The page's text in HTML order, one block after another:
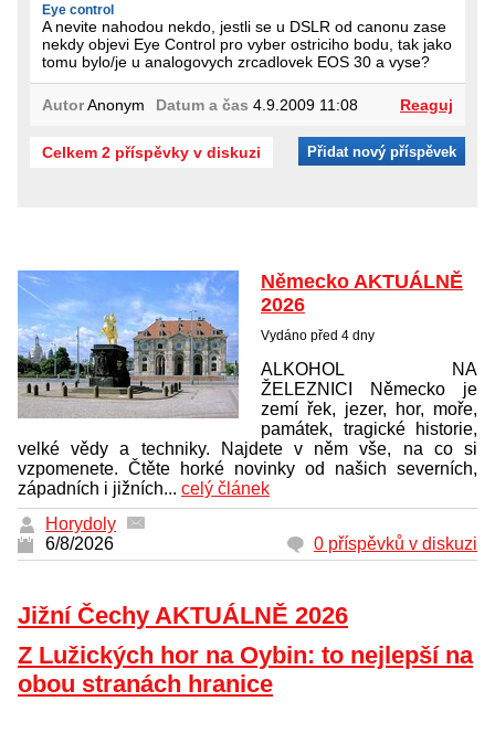
Eye control
A nevite nahodou nekdo, jestli se u DSLR od canonu zase
nekdy objevi Eye Control pro vyber ostriciho bodu, tak jako
tomu bylo/je u analogovych zrcadlovek EOS 30 a vyse?
AutorAnonym Datum a čas 4.9.2009 11:08 Reaguj
Celkem 2 příspěvky v diskuzi Přidat nový příspěvek
Německo AKTUÁLNĚ
2026
Vydáno před 4 dny
ALKOHOL NA
ŽELEZNICI Německo je
zemí řek, jezer, hor, moře,
památek, tragické historie,
velké vědy a techniky. Najdete v něm vše, na co si
vzpomenete. Čtěte horké novinky od našich severních,
západních i jižních... celý článek
Horydoly
6/8/2026
0 příspěvků v diskuzi
Jižní Čechy AKTUÁLNĚ 2026
Z Lužických hor na Oybin: to nejlepší na
obou stranách hranice